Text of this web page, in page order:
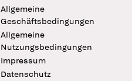
Allgemeine
Geschäftsbedingungen
Allgemeine
Nutzungsbedingungen
Impressum
Datenschutz